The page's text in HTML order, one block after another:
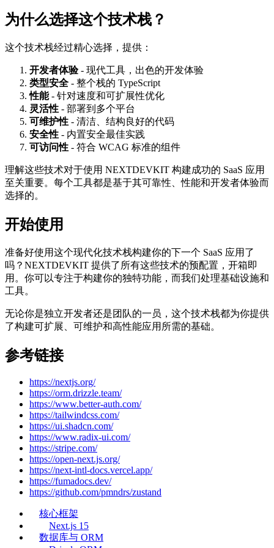
为什么选择这个技术栈？
这个技术栈经过精心选择，提供：
开发者体验- 现代工具，出色的开发体验
类型安全 - 整个栈的 TypeScript
性能- 针对速度和可扩展性优化
灵活性 - 部署到多个平台
可维护性 - 清洁、结构良好的代码
安全性 - 内置安全最佳实践
可访问性 - 符合 WCAG 标准的组件
理解这些技术对于使用 NEXTDEVKIT 构建成功的 SaaS 应用
至关重要。每个工具都是基于其可靠性、性能和开发者体验而
选择的。
开始使用
准备好使用这个现代化技术栈构建你的下一个 SaaS 应用了
吗？NEXTDEVKIT 提供了所有这些技术的预配置，开箱即
用。你可以专注于构建你的独特功能，而我们处理基础设施和
工具。
无论你是独立开发者还是团队的一员，这个技术栈都为你提供
了构建可扩展、可维护和高性能应用所需的基础。
参考链接
https://nextjs.org/
https://orm.drizzle.team/
https://www.better-auth.com/
https://tailwindcss.com/
https://ui.shadcn.com/
https://www.radix-ui.com/
https://stripe.com/
https://open-next.js.org/
https://next-intl-docs.vercel.app/
https://fumadocs.dev/
https://github.com/pmndrs/zustand
核心框架
Next.js 15
数据库与 ORM